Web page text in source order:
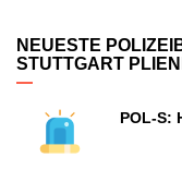
NEUESTE
STUTTGART
POL-S: